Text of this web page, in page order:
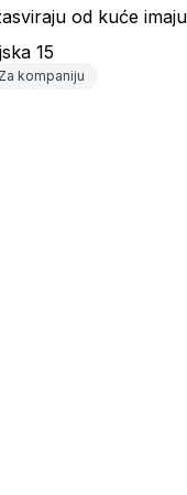
od kuće
15
Za kompaniju